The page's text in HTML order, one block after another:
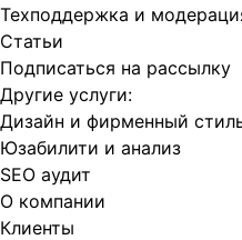
Техподдержка и
Статьи
Подписаться на рассылку
Другие услуги:
Дизайн и фирменный
Юзабилити и анализ
SEO аудит
О компании
Клиенты